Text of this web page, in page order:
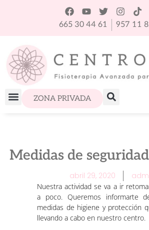
665 30 44 61 957 11
ZONA PRIVADA
Medidas de
abril 29, 2020
Nuestra actividad se va a ir
a poco. Queremos informarte
medidas de higiene y protección
llevando a cabo en nuestro centro.